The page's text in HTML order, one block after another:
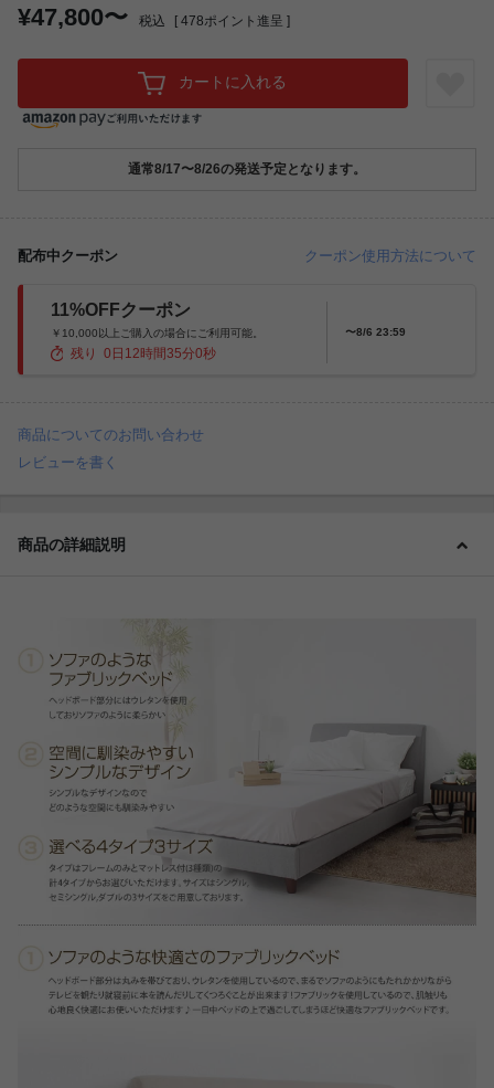
¥47,800〜 税込 [ 478ポイント進呈 ]
カートに入れる
通常8/17〜8/26の発送予定となります。
配布中クーポン クーポン使用方法について
11%OFFクーポン
￥10,000以上ご購入の場合にご利用可能。
残り 0 日 12 時間34分58秒
〜8/6 23:59
商品についてのお問い合わせ
レビューを書く
商品の詳細説明